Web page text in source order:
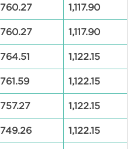
760.27 1,117.90
760.27 1,117.90
764.51 1,122.15
761.59 1,122.15
757.27 1,122.15
749.26 1,122.15